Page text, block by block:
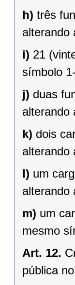
h) três
alterando
i) 21
símbolo
j) duas
alterando
k) dois
alterando
l) um
alterando
m) um
mesmo
Art. 12.
pública